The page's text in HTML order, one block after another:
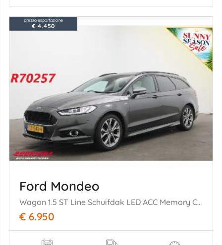
prezzo esportazione
€ 4.450
Ford Mondeo
Wagon 1.5 ST Line Schuifdak LED ACC Memory Camera SHZ LRHZ AHK
€ 6.950